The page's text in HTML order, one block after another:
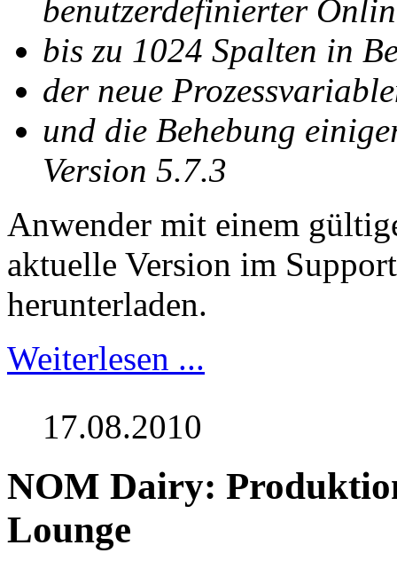
benutzerdefinierter
bis zu 1024 Spalten in
der neue
und die Behebung
Version 5.7.3
Anwender mit einem
aktuelle Version im
herunterladen.
Weiterlesen ...
17.08.2010
NOM Dairy:
Lounge